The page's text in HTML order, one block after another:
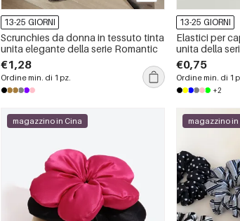
13-25 GIORNI
Scrunchies da donna in tessuto tinta
unita elegante della serie Romantic
€1,28
Ordine min. di 1 pz.
13-25 GIORNI
Elastici per
unita della
giorni
€0,75
Ordine min. di 1
+2
magazzino in Cina magazzino in